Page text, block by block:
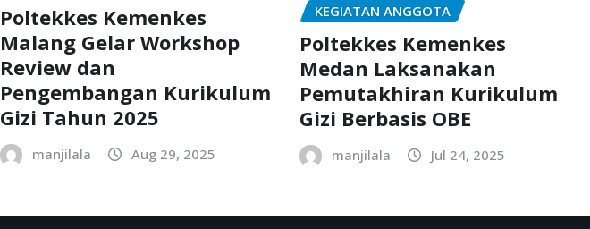
Poltekkes Kemenkes
Malang Gelar Workshop
Review dan
Pengembangan Kurikulum
Gizi Tahun 2025
manjilala Aug 29, 2025
KEGIATAN ANGGOTA
Poltekkes Kemenkes
Medan Laksanakan
Pemutakhiran Kurikulum
Gizi Berbasis OBE
manjilala Jul 24, 2025